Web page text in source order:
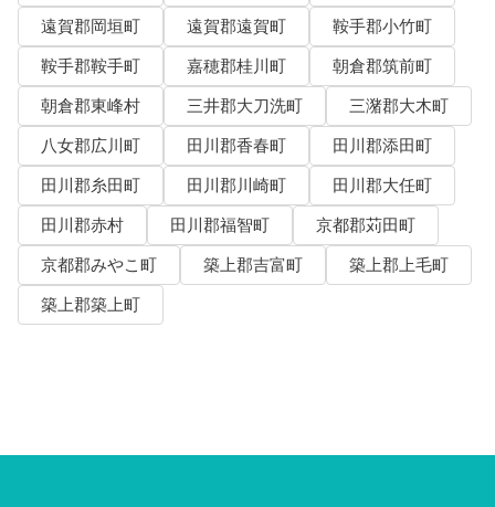
遠賀郡岡垣町
遠賀郡遠賀町
鞍手郡小竹町
鞍手郡鞍手町
嘉穂郡桂川町
朝倉郡筑前町
朝倉郡東峰村
三井郡大刀洗町
三潴郡大木町
八女郡広川町
田川郡香春町
田川郡添田町
田川郡糸田町
田川郡川崎町
田川郡大任町
田川郡赤村
田川郡福智町
京都郡苅田町
京都郡みやこ町
築上郡吉富町
築上郡上毛町
築上郡築上町